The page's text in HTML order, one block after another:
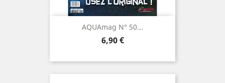
AQUAmag N° 50...
Prix
6,90 €